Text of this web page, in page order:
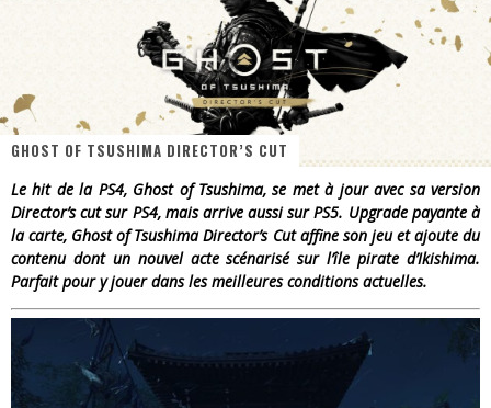
Star Fox
PsyRiver 2026 : la magie revient sur les rives de l’Aar
« MOFUSAND / Parler Japonais » – Des Expressions Pratiques !
Assassin's Creed Black Flag Resynced
« Le Vent dand les Saules » - Une Belle Histoire !
« Damn Them All » - Un duo de Choc !
GHOST OF TSUSHIMA DIRECTOR’S CUT
Le hit de la PS4, Ghost of Tsushima, se met à jour avec sa version
Director’s cut sur PS4, mais arrive aussi sur PS5. Upgrade payante à
la carte, Ghost of Tsushima Director’s Cut affine son jeu et ajoute du
contenu dont un nouvel acte scénarisé sur l’île pirate d’Ikishima.
Parfait pour y jouer dans les meilleures conditions actuelles.